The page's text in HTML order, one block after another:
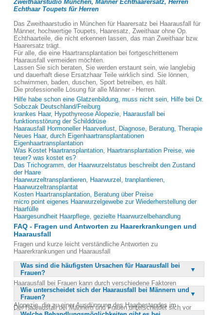
Zweithaarstudio München, Männer Echthaarersatz, Herren
Echthaar Toupets für Herren
Das Zweithaarstudio in München für Haarersatz bei Haarausfall für
Männer, hochwertige Toupets, Haaresatz, Zweithaar ohne Op.
Echthaarteile, die nicht erkennen lassen, das man Zweithaar bzw.
Haarersatz trägt.
Für alle, die eine Haartransplantation bei fortgeschrittenem
Haarausfall vermeiden möchten.
Lassen Sie sich beraten, Sie werden erstaunt sein, wie langlebig
und dauerhaft diese Ersatzhaar Teile wirklich sind. Sie lönnen,
schwimmen, baden, duschen, Sport betreiben, es hält.
Die professionelle Lösung für alle Männer - Herren.
Hilfe habe schon eine Glatzenbildung, muss nicht sein, Hilfe bei Dr.
Sobczak Deutschland/Freiburg
krankes Haar, Hypothyreose Alopezie, Haarausfall bei
funktionsstörung der Schilddrüse
Haarausfall Hormoneller Haarverlust, Diagnose, Beratung, Therapie
Neues Haar, durch Eigenhaartransplantationen
Eigenhaartransplantation
Was Kostet Haartransplantation, Haartransplantation Preise, wie
teuer? was kostet es?
Das Trichogramm, der Haarwurzelstatus beschreibt den Zustand
der Haare
Haarwurzeltransplantieren, Haarwurzel, tranplantieren,
Haarwurzeltransplantat
Kosten Haartransplantation, Beratung über Preise
micro point eigenes Haarwurzelgewebe zur Wiederherstellung der
Haarfülle
Haargesundheit Haarpflege, gezielte Haarwurzelbehandlung
FAQ - Fragen und Antworten zu Haarerkrankungen und
Haarausfall
Fragen und kurze leicht verständliche Antworten zu
Haarerkrankungen und Haarausfall
Was sind die häufigsten Ursachen für Haarausfall bei
Frauen?
Haarausfall bei Frauen kann durch verschiedene Faktoren
verursacht werden, darunter hormonelle Veränderungen, genetische
Veranlagung und Stress. Eine häufige Form ist die androgenetische
Alopezie, die zu einer Ausdünnung des Haarbestandes im
Mittelscheitelbereich führt. Auch saisonale Schwankungen können
Wie unterscheidet sich der Haarausfall bei Männern und
Frauen?
Der Haarausfall bei Männern und Frauen unterscheidet sich vor